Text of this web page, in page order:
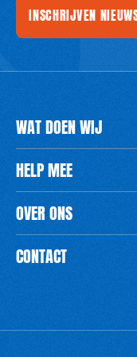
INSCHRIJVEN
WAT DOEN WIJ
HELP MEE
OVER ONS
CONTACT